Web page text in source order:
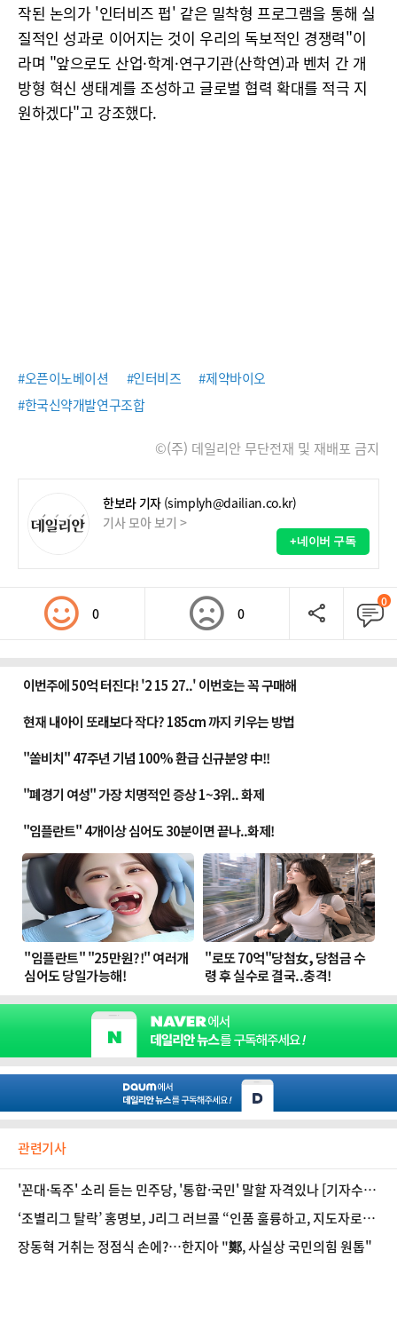
작된 논의가 '인터비즈 펍' 같은 밀착형 프로그램을 통해 실
질적인 성과로 이어지는 것이 우리의 독보적인 경쟁력"이
라며 "앞으로도 산업·학계·연구기관(산학연)과 벤처 간 개
방형 혁신 생태계를 조성하고 글로벌 협력 확대를 적극 지
원하겠다"고 강조했다.
#오픈이노베이션 #인터비즈
#제약바이오
#한국신약개발연구조합
©(주) 데일리안 무단전재 및 재배포 금지
한보라 기자 (simplyh@dailian.co.kr)
기사 모아 보기 >
+네이버 구독
0 0
0
관련기사
'꼰대·독주' 소리 듣는 민주당, '통합·국민' 말할 자격있나 [기자수
첩-정치]
‘조별리그 탈락’ 홍명보, J리그 러브콜 “인품 훌륭하고, 지도자로서
일류”
장동혁 거취는 정점식 손에?…한지아 "鄭, 사실상 국민의힘 원톱"